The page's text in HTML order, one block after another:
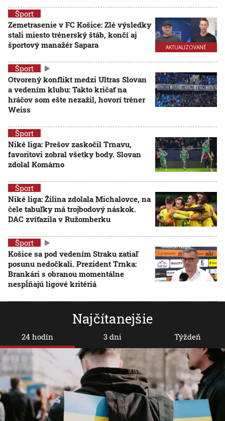
AKTUALIZOVANÉ
Šport
Zemetrasenie v FC Košice: Zlé výsledky
stali miesto trénerský štáb, končí aj
športový manažér Sapara
Šport
Otvorený konflikt medzi Ultras Slovan
a vedením klubu: Takto kričať na
hráčov som ešte nezažil, hovorí tréner
Weiss
Šport
Niké liga: Prešov zaskočil Trnavu,
favoritovi zobral všetky body. Slovan
zdolal Komárno
Šport
Niké liga: Žilina zdolala Michalovce, na
čele tabuľky má trojbodový náskok.
DAC zvíťazila v Ružomberku
Šport
Košice sa pod vedením Straku zatiaľ
posunu nedočkali. Prezident Trnka:
Brankári s obranou momentálne
nespĺňajú ligové kritériá
Najčítanejšie
24 hodín 3 dni Týždeň